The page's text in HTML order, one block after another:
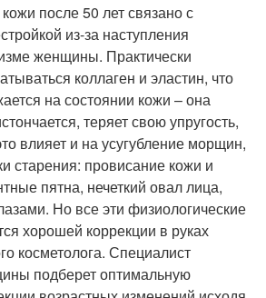
после 50 лет связано с
из-за наступления
женщины. Практически
коллаген и эластин, что
на состоянии кожи – она
теряет свою упругость,
влияет и на усугубление морщин,
старения: провисание кожи и
пятна, нечеткий овал лица,
Но все эти физиологические
хорошей коррекции в руках
косметолога. Специалист
подберет оптимальную